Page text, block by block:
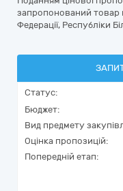
запропонований товар
Федерації, Республіки
Статус:
Бюджет:
Вид предмету
Оцінка пропозицій:
Попередній етап: